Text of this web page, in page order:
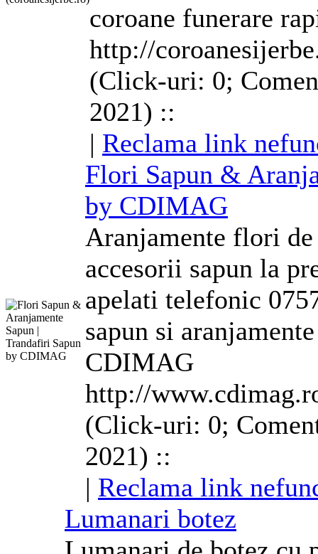
coroane funerare
http://
(Click-uri: 0;
2021) ::
| Reclama link
Flori Sapun &
by CDIMAG
Aranjamente flori de
accesorii sapun la
apelati telefonic
sapun si aranjamente
CDIMAG
http://
(Click-uri: 0;
2021) ::
| Reclama link
Lumanari botez